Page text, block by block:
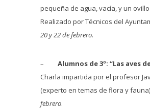
pequeña de agua, vacía, y un
Realizado por Técnicos del
20 y 22 de febrero.
– Alumnos de 3º: “Las aves
Charla impartida por el profesor
(experto en temas de flora y
febrero.